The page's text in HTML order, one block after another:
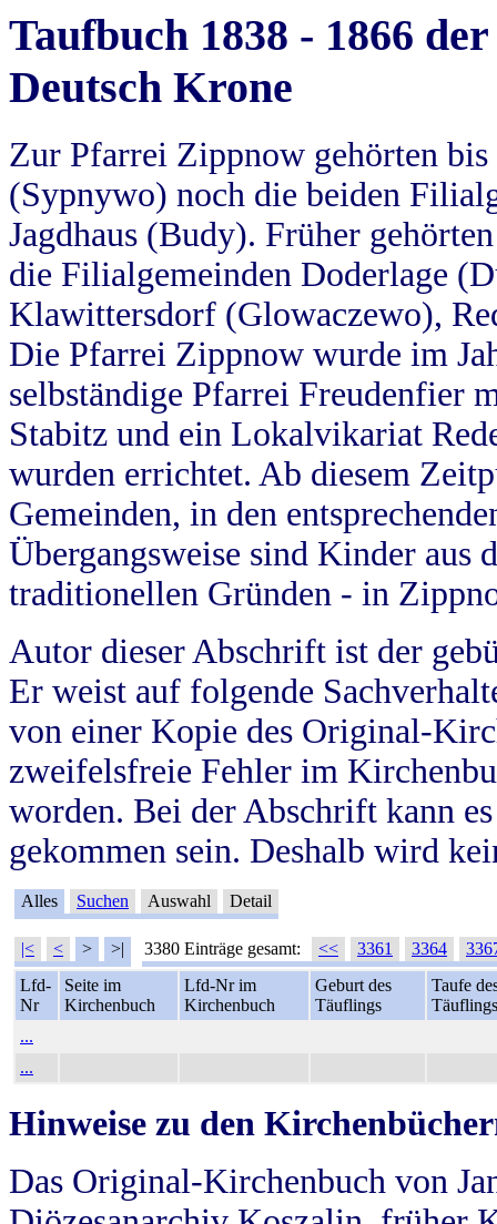
Taufbuch 1838 - 1866
Deutsch Krone
Zur Pfarrei Zippnow gehörten
(Sypnywo) noch die beiden
Jagdhaus (Budy). Früher
die Filialgemeinden Doderlage
Klawittersdorf (Glowaczewo),
Die Pfarrei Zippnow wurde im
selbständige Pfarrei Freudenfier
Stabitz und ein Lokalvikariat
wurden errichtet. Ab diesem
Gemeinden, in den
Übergangsweise sind Kinder aus
traditionellen Gründen - in
Autor dieser Abschrift ist der
Er weist auf folgende
von einer Kopie des Original-
zweifelsfreie Fehler im
worden. Bei der Abschrift kann
gekommen sein. Deshalb wird
Alles Suchen Auswahl Detail
|< < > >| 3380 Einträge gesamt: << 3361 3364
Lfd-
Nr
Seite im
Kirchenbuch
Lfd-Nr im
Kirchenbuch
Geburt des
Täuflings
Taufe
Täuflings
...
...
Hinweise zu den
Das Original-Kirchenbuch von